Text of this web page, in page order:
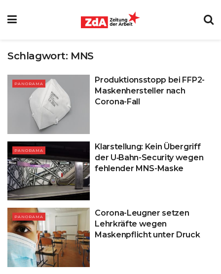
Schlagwort: MNS
PANORAMA
Produktionsstopp bei FFP2-
Maskenhersteller nach
Corona-Fall
PANORAMA
Klarstellung: Kein Übergriff
der U‑Bahn-Security wegen
fehlender MNS-Maske
PANORAMA
Corona-Leugner setzen
Lehrkräfte wegen
Maskenpflicht unter Druck